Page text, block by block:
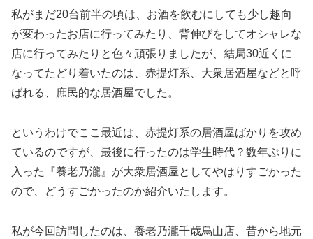
私がまだ20台前半の頃は、お酒を飲むにしても少し趣向
が変わったお店に行ってみたり、背伸びをしてオシャレな
店に行ってみたりと色々頑張りましたが、結局30近くに
なってたどり着いたのは、赤提灯系、大衆居酒屋などと呼
ばれる、庶民的な居酒屋でした。
というわけでここ最近は、赤提灯系の居酒屋ばかりを攻め
ているのですが、最後に行ったのは学生時代？数年ぶりに
入った『養老乃瀧』が大衆居酒屋としてやはりすごかった
ので、どうすごかったのか紹介いたします。
私が今回訪問したのは、養老乃瀧千歳烏山店、昔から地元